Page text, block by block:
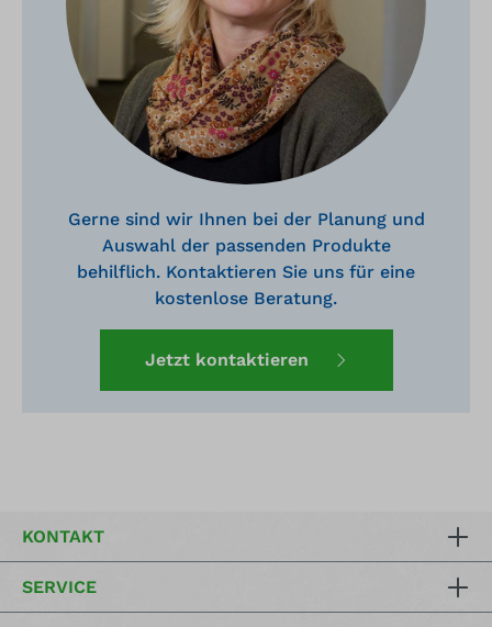
Gerne sind wir Ihnen bei der Planung und
Auswahl der passenden Produkte
behilflich. Kontaktieren Sie uns für eine
kostenlose Beratung.
Jetzt kontaktieren
KONTAKT
SERVICE